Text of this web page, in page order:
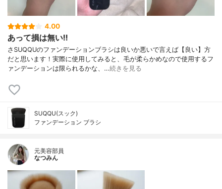
4.00
あって損は無い!!
さSUQQUのファンデーションブラシは良いか悪いで言えば【良い】方
だと思います！実際に使用してみると、毛が柔らかめなので使用するフ
ァンデーションは限られるかな、…続きを見る
SUQQU(スック)
ファンデーション ブラシ
元美容部員
なつみん